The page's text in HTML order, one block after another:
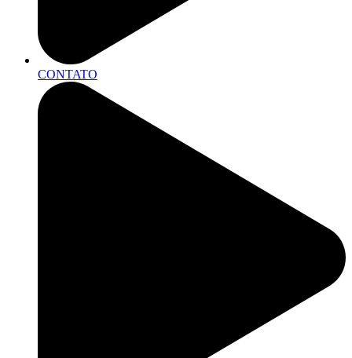
CONTATO